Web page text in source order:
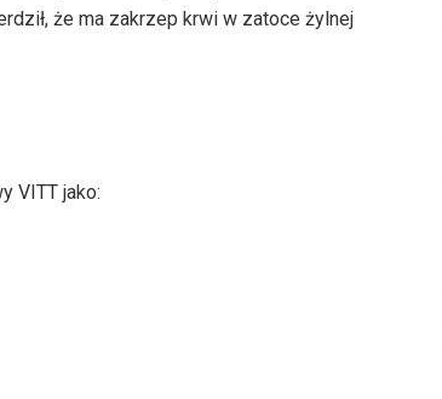
że ma zakrzep krwi w zatoce żylnej
VITT jako: